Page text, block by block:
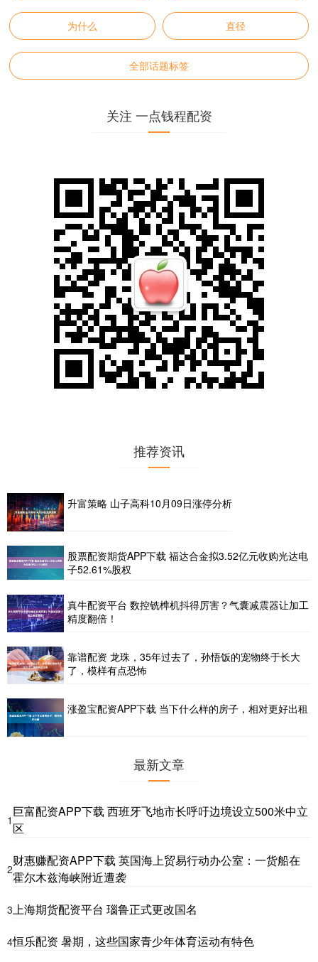
为什么 直径
全部话题标签
关注 一点钱程配资
推荐资讯
升富策略 山子高科10月09日涨停分析
股票配资期货APP下载 福达合金拟3.52亿元收购光达电
子52.61%股权
真牛配资平台 数控铣榫机抖得厉害？气囊减震器让加工
精度翻倍！
靠谱配资 龙珠，35年过去了，孙悟饭的宠物终于长大
了，模样有点恐怖
涨盈宝配资APP下载 当下什么样的房子，相对更好出租
最新文章
1
巨富配资APP下载 西班牙飞地市长呼吁边境设立500米中立
区
2
财惠赚配资APP下载 英国海上贸易行动办公室：一货船在
霍尔木兹海峡附近遭袭
3上海期货配资平台 瑙鲁正式更改国名
4恒乐配资 暑期，这些国家青少年体育运动有特色